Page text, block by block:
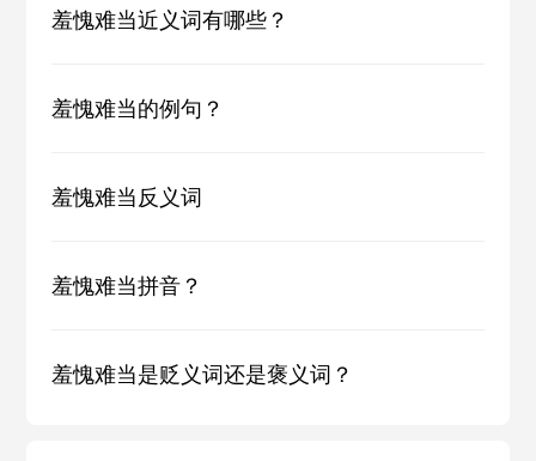
羞愧难当近义词有哪些？
羞愧难当的例句？
羞愧难当反义词
羞愧难当拼音？
羞愧难当是贬义词还是褒义词？